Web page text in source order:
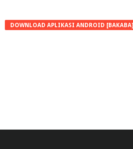
DOWNLOAD APLIKASI ANDROID [BAKABA]